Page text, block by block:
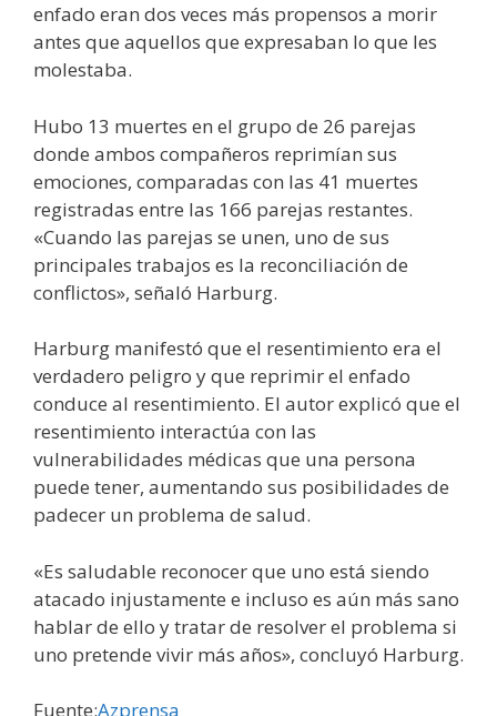
enfado eran dos veces más propensos a morir
antes que aquellos que expresaban lo que les
molestaba.
Hubo 13 muertes en el grupo de 26 parejas
donde ambos compañeros reprimían sus
emociones, comparadas con las 41 muertes
registradas entre las 166 parejas restantes.
«Cuando las parejas se unen, uno de sus
principales trabajos es la reconciliación de
conflictos», señaló Harburg.
Harburg manifestó que el resentimiento era el
verdadero peligro y que reprimir el enfado
conduce al resentimiento. El autor explicó que el
resentimiento interactúa con las
vulnerabilidades médicas que una persona
puede tener, aumentando sus posibilidades de
padecer un problema de salud.
«Es saludable reconocer que uno está siendo
atacado injustamente e incluso es aún más sano
hablar de ello y tratar de resolver el problema si
uno pretende vivir más años», concluyó Harburg.
Fuente:Azprensa